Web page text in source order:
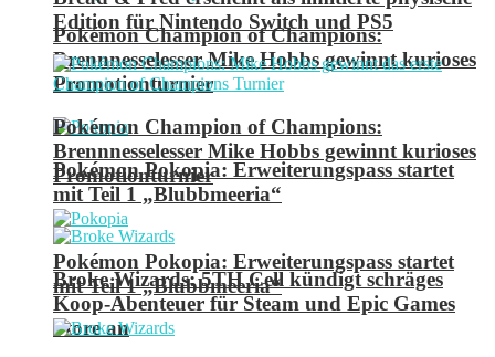
Pokémon Champion of Champions:
Brennnesselesser Mike Hobbs gewinnt kurioses
Promotionturnier
Pokémon Pokopia: Erweiterungspass startet
mit Teil 1 „Blubbmeeria“
Broke Wizards: 5TH Cell kündigt schräges
Koop-Abenteuer für Steam und Epic Games
Store an
Edition für Nintendo Switch und PS5
Pokémon Champion of Champions:
Brennnesselesser Mike Hobbs gewinnt kurioses
Promotionturnier
Pokémon Pokopia: Erweiterungspass startet
mit Teil 1 „Blubbmeeria“